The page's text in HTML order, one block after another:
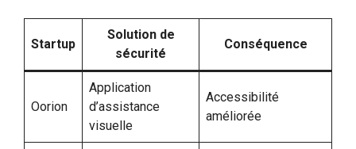
Startup
Solution de
sécurité
Conséquence
Oorion
Application
d’assistance
visuelle
Accessibilité
améliorée